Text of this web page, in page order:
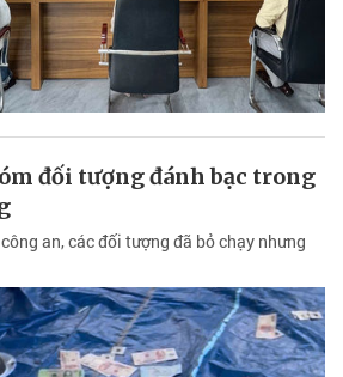
đối tượng đánh bạc trong
an, các đối tượng đã bỏ chạy nhưng